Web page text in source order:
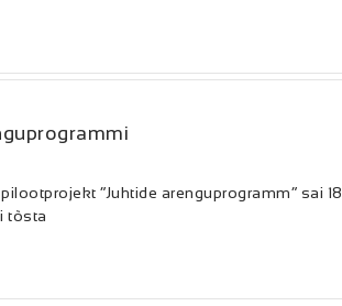
“Juhtide arenguprogramm” sai 18.
tõsta